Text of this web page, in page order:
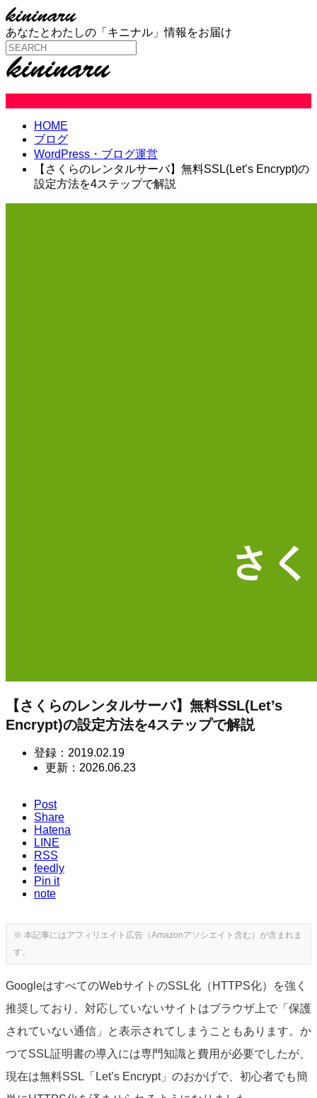
あなたとわたしの「キニナル」情報をお届け
HOME
ブログ
WordPress・ブログ運営
【さくらのレンタルサーバ】無料SSL(Let’s Encrypt)の
設定方法を4ステップで解説
【さくらのレンタルサーバ】無料SSL(Let’s
Encrypt)の設定方法を4ステップで解説
登録： 2019.02.19
更新： 2026.06.23
Post
Share
Hatena
LINE
RSS
feedly
Pin it
note
GoogleはすべてのWebサイトのSSL化（HTTPS化）を強く
推奨しており、対応していないサイトはブラウザ上で「保護
されていない通信」と表示されてしまうこともあります。か
つてSSL証明書の導入には専門知識と費用が必要でしたが、
現在は無料SSL「Let’s Encrypt」のおかげで、初心者でも簡